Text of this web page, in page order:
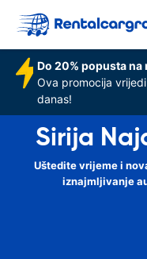
Do 20% popusta
Ova promocija
danas!
Sirija
Uštedite vrijeme i
iznajmljivanje